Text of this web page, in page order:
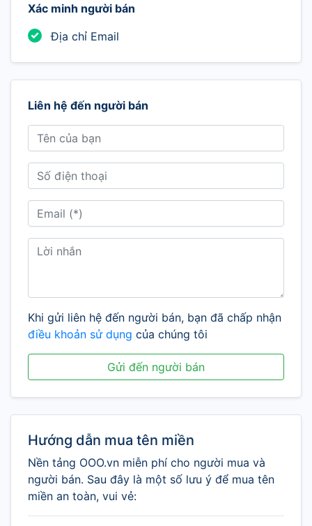
Xác minh người bán
Địa chỉ Email
Liên hệ đến người bán
Khi gửi liên hệ đến người bán, bạn đã chấp nhận
điều khoản sử dụng của chúng tôi
Gửi đến người bán
Hướng dẫn mua tên miền
Nền tảng OOO.vn miễn phí cho người mua và
người bán. Sau đây là một số lưu ý để mua tên
miền an toàn, vui vẻ: